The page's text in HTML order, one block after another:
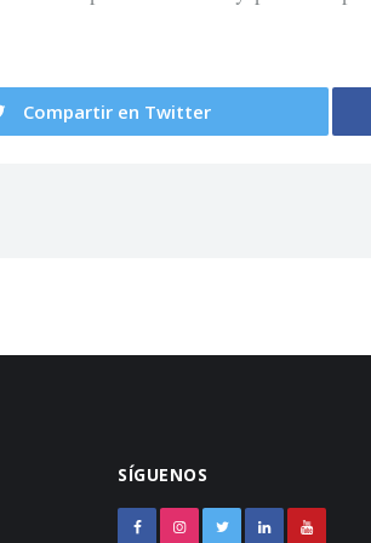
Compartir en Twitter
SÍGUENOS